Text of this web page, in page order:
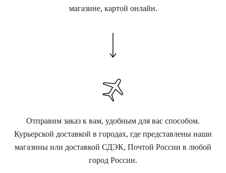
магазине, картой онлайн.
Отправим заказ к вам, удобным для вас способом.
Курьерской доставкой в городах, где представлены наши
магазины или доставкой СДЭК, Почтой России в любой
город России.